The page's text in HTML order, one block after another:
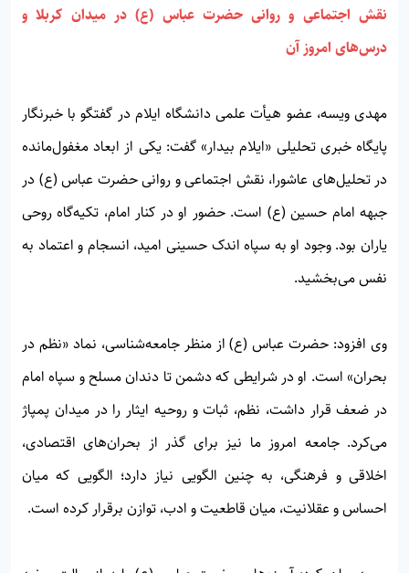
نقش اجتماعی و روانی حضرت عباس (ع) در میدان کربلا و
درس‌های امروز آن
مهدی ویسه، عضو هیأت علمی دانشگاه ایلام در گفتگو با خبرنگار
پایگاه خبری تحلیلی «ایلام بیدار» گفت: یکی از ابعاد مغفول‌مانده
در تحلیل‌های عاشورا، نقش اجتماعی و روانی حضرت عباس (ع) در
جبهه امام حسین (ع) است. حضور او در کنار امام، تکیه‌گاه روحی
یاران بود. وجود او به سپاه اندک حسینی امید، انسجام و اعتماد به
نفس می‌بخشید.
وی افزود: حضرت عباس (ع) از منظر جامعه‌شناسی، نماد «نظم در
بحران» است. او در شرایطی که دشمن تا دندان مسلح و سپاه امام
در ضعف قرار داشت، نظم، ثبات و روحیه ایثار را در میدان پمپاژ
می‌کرد. جامعه امروز ما نیز برای گذر از بحران‌های اقتصادی،
اخلاقی و فرهنگی، به چنین الگویی نیاز دارد؛ الگویی که میان
احساس و عقلانیت، میان قاطعیت و ادب، توازن برقرار کرده است.